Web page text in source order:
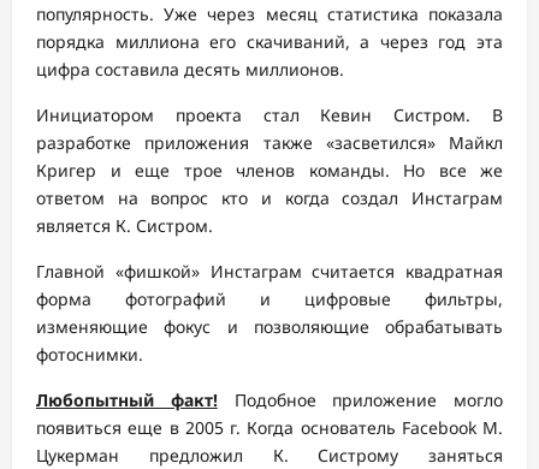
популярность. Уже через месяц статистика показала
порядка миллиона его скачиваний, а через год эта
цифра составила десять миллионов.
Инициатором проекта стал Кевин Систром. В
разработке приложения также «засветился» Майкл
Кригер и еще трое членов команды. Но все же
ответом на вопрос кто и когда создал Инстаграм
является К. Систром.
Главной «фишкой» Инстаграм считается квадратная
форма фотографий и цифровые фильтры,
изменяющие фокус и позволяющие обрабатывать
фотоснимки.
Любопытный факт!Подобное приложение могло
появиться еще в 2005 г. Когда основатель Facebook М.
Цукерман предложил К. Систрому заняться